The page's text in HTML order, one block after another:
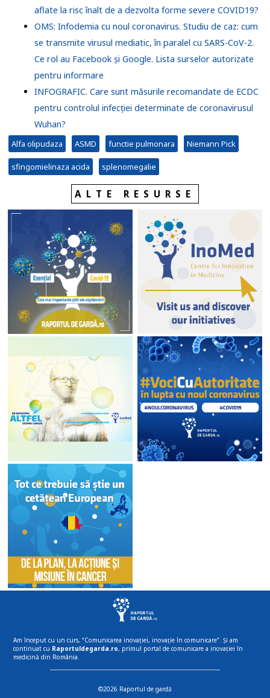
aflate la risc înalt de a dezvolta forme severe COVID19?
OMS: Infodemia cu noul coronavirus. Studiu de caz: cum
se transmite virusul mediatic, în paralel cu SARS-CoV-2.
Ce rol au Facebook și Google. Lista surselor autorizate
pentru informare
INFOGRAFIC. Care sunt măsurile recomandate de ECDC
pentru controlul infecției determinate de coronavirusul
Wuhan?
Alfa olipudaza ASMD functie pulmonara Niemann Pick
sfingomielinaza acida splenomegalie
ALTE RESURSE
Am început cu un curs, “Comunicarea inovației, inovație în comunicare”. Și am
continuat cu Raportuldegarda.ro, primul portal de comunicare a inovației în
medicină din România.
©2026 Raportul de gardă